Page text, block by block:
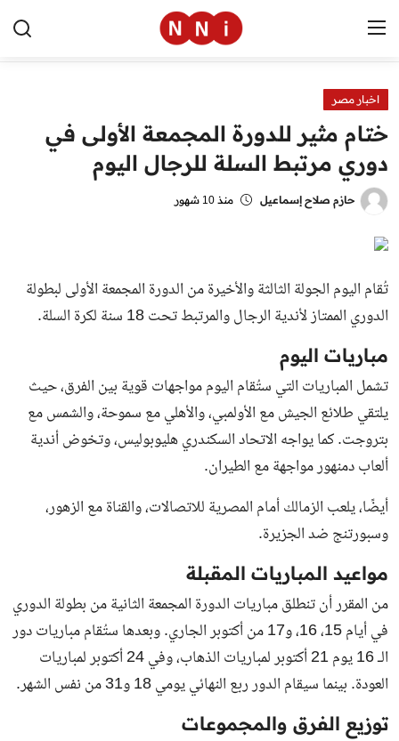
الرئيسية
اخبار مصر
العالم
تقنية
التعليم
منوعات
اخبار مصر
ختام مثير للدورة المجمعة الأولى في
دوري مرتبط السلة للرجال اليوم
حازم صلاح إسماعيل منذ 10 شهور
تُقام اليوم الجولة الثالثة والأخيرة من الدورة المجمعة الأولى لبطولة
الدوري الممتاز لأندية الرجال والمرتبط تحت 18 سنة لكرة السلة.
مباريات اليوم
تشمل المباريات التي ستُقام اليوم مواجهات قوية بين الفرق، حيث
يلتقي طلائع الجيش مع الأولمبي، والأهلي مع سموحة، والشمس مع
بتروجت. كما يواجه الاتحاد السكندري هليوبوليس، وتخوض أندية
ألعاب دمنهور مواجهة مع الطيران.
أيضًا، يلعب الزمالك أمام المصرية للاتصالات، والقناة مع الزهور،
وسبورتنج ضد الجزيرة.
مواعيد المباريات المقبلة
من المقرر أن تنطلق مباريات الدورة المجمعة الثانية من بطولة الدوري
في أيام 15، 16، و17 من أكتوبر الجاري. وبعدها ستُقام مباريات دور
الـ 16 يوم 21 أكتوبر لمباريات الذهاب، وفي 24 أكتوبر لمباريات
العودة. بينما سيقام الدور ربع النهائي يومي 18 و31 من نفس الشهر.
توزيع الفرق والمجموعات